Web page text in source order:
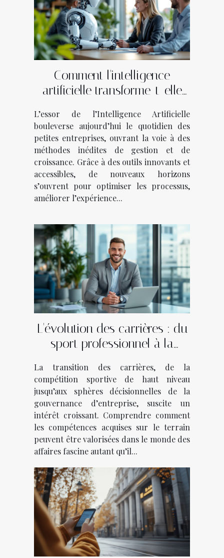
Comment l'intelligence
artificielle transforme-t-elle
L’essor de l’Intelligence Artificielle
bouleverse aujourd’hui le quotidien des
petites entreprises, ouvrant la voie à des
méthodes inédites de gestion et de
croissance. Grâce à des outils innovants et
accessibles, de nouveaux horizons
s’ouvrent pour optimiser les processus,
améliorer l’expérience...
L'évolution des carrières : du
sport professionnel à la
La transition des carrières, de la
compétition sportive de haut niveau
jusqu’aux sphères décisionnelles de la
gouvernance d’entreprise, suscite un
intérêt croissant. Comprendre comment
les compétences acquises sur le terrain
peuvent être valorisées dans le monde des
affaires fascine autant qu’il...